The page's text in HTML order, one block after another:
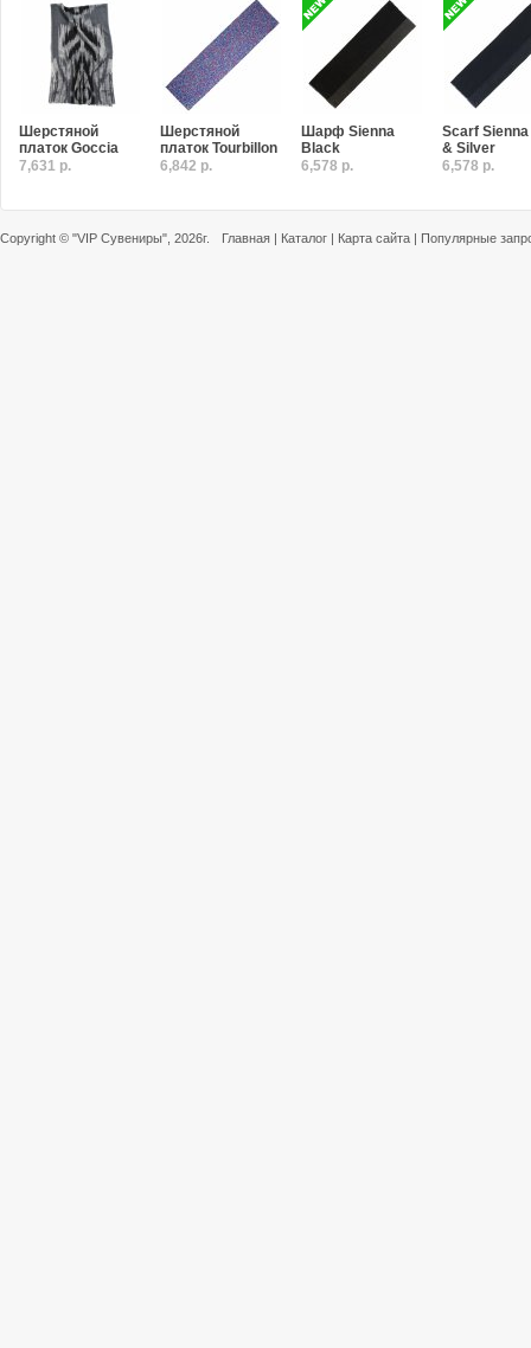
Шерстяной
платок Goccia
7,631 р.
Шерстяной
платок Tourbillon
6,842 р.
Шарф Sienna
Black
6,578 р.
Scarf
& Silver
6,578 р.
Copyright © "VIP Сувениры" , 2026г. Главная | Каталог | Карта сайта | Популярные